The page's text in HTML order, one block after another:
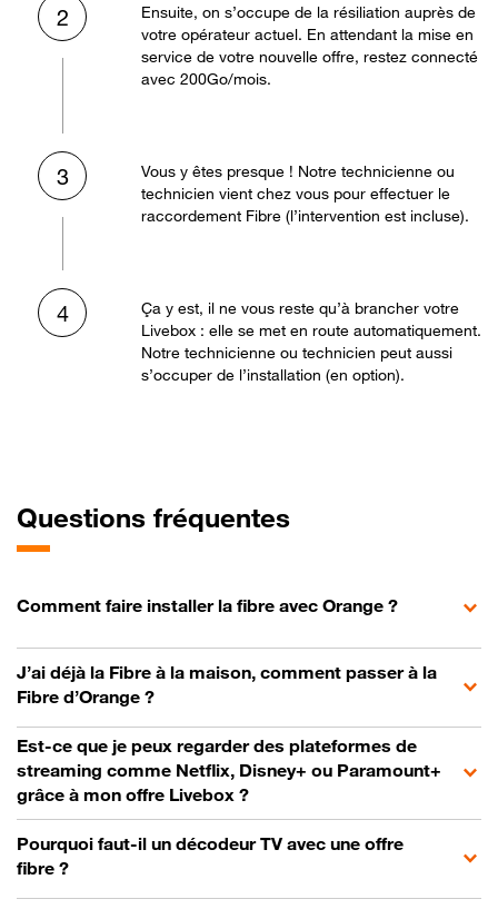
2
Ensuite, on s’occupe de la résiliation auprès de
votre opérateur actuel. En attendant la mise en
service de votre nouvelle offre, restez connecté
avec 200Go/mois.
3
Vous y êtes presque ! Notre technicienne ou
technicien vient chez vous pour effectuer le
raccordement Fibre (l’intervention est incluse).
4
Ça y est, il ne vous reste qu’à brancher votre
Livebox : elle se met en route automatiquement.
Notre technicienne ou technicien peut aussi
s’occuper de l’installation (en option).
Questions fréquentes
Comment faire installer la fibre avec Orange ?
J’ai déjà la Fibre à la maison, comment passer à la
Fibre d’Orange ?
Est-ce que je peux regarder des plateformes de
streaming comme Netflix, Disney+ ou Paramount+
grâce à mon offre Livebox ?
Pourquoi faut-il un décodeur TV avec une offre
fibre ?